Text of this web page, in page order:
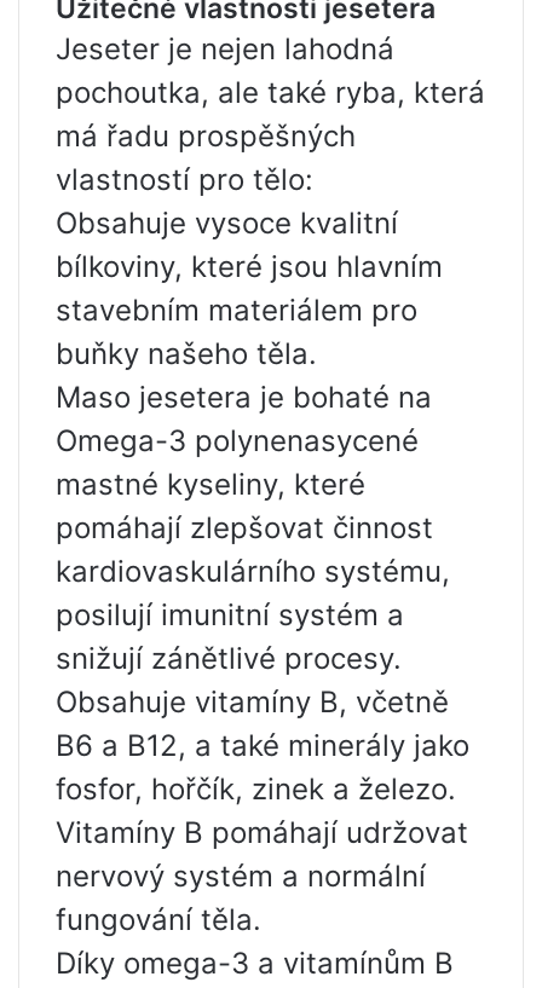
Užitečné vlastnosti jesetera
Jeseter je nejen lahodná
pochoutka, ale také ryba, která
má řadu prospěšných
vlastností pro tělo:
Obsahuje vysoce kvalitní
bílkoviny, které jsou hlavním
stavebním materiálem pro
buňky našeho těla.
Maso jesetera je bohaté na
Omega-3 polynenasycené
mastné kyseliny, které
pomáhají zlepšovat činnost
kardiovaskulárního systému,
posilují imunitní systém a
snižují zánětlivé procesy.
Obsahuje vitamíny B, včetně
B6 a B12, a také minerály jako
fosfor, hořčík, zinek a železo.
Vitamíny B pomáhají udržovat
nervový systém a normální
fungování těla.
Díky omega-3 a vitamínům B